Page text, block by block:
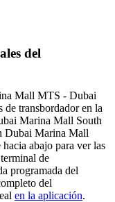
del
Mall MTS - Dubai
transbordador en la
Marina Mall South
Dubai Marina Mall
abajo para ver las
de
programada del
del
en la aplicación.